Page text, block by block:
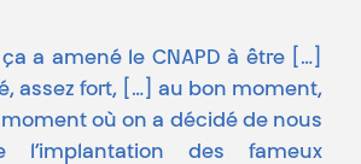
a amené le CNAPD à être […]
assez fort, […] au bon moment,
où on a décidé de nous
l’implantation des fameux